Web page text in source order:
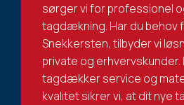
sørger vi for professionel
tagdækning. Har du behov
Snekkersten, tilbyder vi
private og erhvervskunder.
tagdækker service og
kvalitet sikrer vi, at dit nye